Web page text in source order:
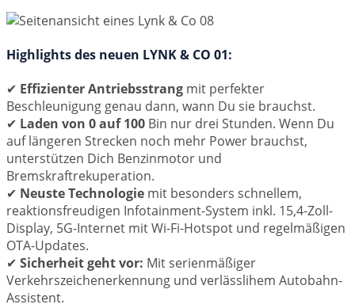
Highlights des neuen LYNK & CO 01:
✔ Effizienter Antriebsstrang mit perfekter
Beschleunigung genau dann, wann Du sie brauchst.
✔ Laden von 0 auf 100 Bin nur drei Stunden. Wenn Du
auf längeren Strecken noch mehr Power brauchst,
unterstützen Dich Benzinmotor und
Bremskraftrekuperation.
✔ Neuste Technologie mit besonders schnellem,
reaktionsfreudigen Infotainment-System inkl. 15,4-Zoll-
Display, 5G-Internet mit Wi-Fi-Hotspot und regelmäßigen
OTA-Updates.
✔ Sicherheit geht vor: Mit serienmäßiger
Verkehrszeichenerkennung und verlässlihem Autobahn-
Assistent.